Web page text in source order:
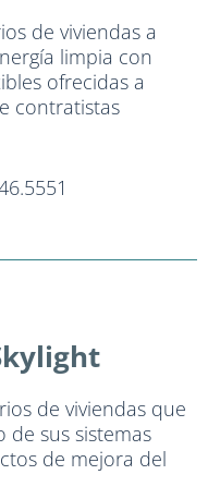
de viviendas a
limpia con
ofrecidas a
contratistas
de viviendas que
de sus sistemas
de mejora del